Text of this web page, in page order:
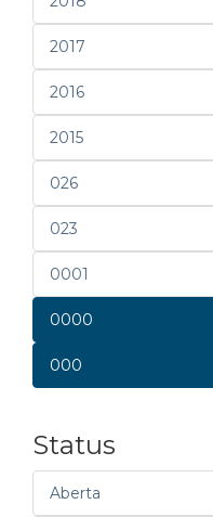
2017
2016
2015
026
023
0001
0000
000
Status
Aberta